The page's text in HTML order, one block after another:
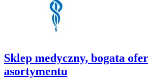
Sklep medyczny, bogata
asortymentu